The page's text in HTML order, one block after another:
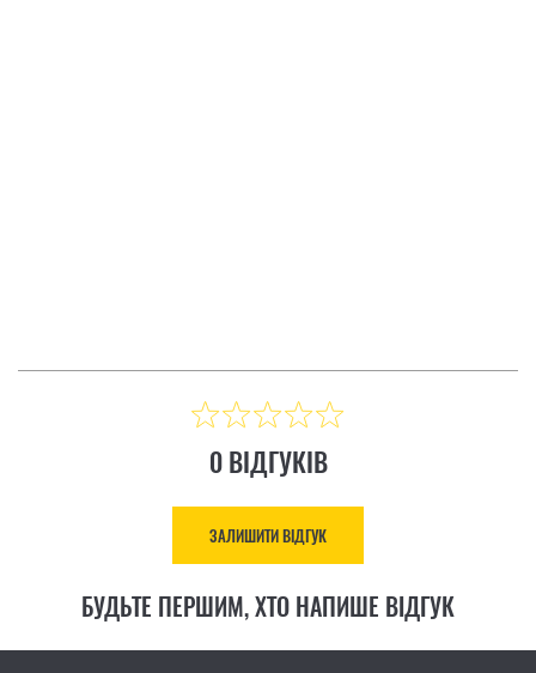
0 ВІДГУКІВ
ЗАЛИШИТИ ВІДГУК
БУДЬТЕ ПЕРШИМ, ХТО НАПИШЕ ВІДГУК